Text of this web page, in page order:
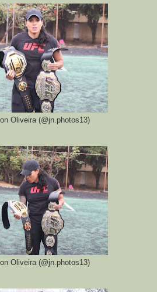
Oliveira (@jn.photos13)
Oliveira (@jn.photos13)